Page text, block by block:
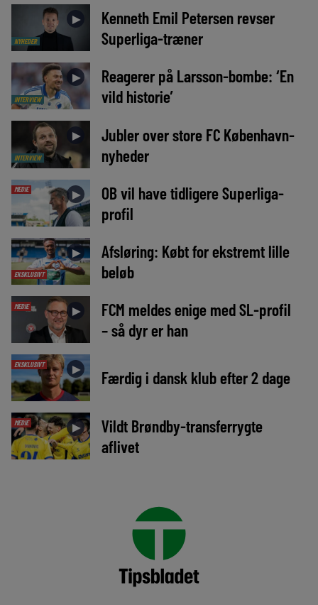
NYHEDER
►
Kenneth Emil Petersen revser
Superliga-træner
INTERVIEW
►
Reagerer på Larsson-bombe: ‘En
vild historie’
INTERVIEW
►
Jubler over store FC København-
nyheder
MEDIE ►
OB vil have tidligere Superliga-
profil
EKSKLUSIVT
►
Afsløring: Købt for ekstremt lille
beløb
MEDIE ►
FCM meldes enige med SL-profil
– så dyr er han
EKSKLUSIVT ► Færdig i dansk klub efter 2 dage
MEDIE ►
Vildt Brøndby-transferrygte
aflivet